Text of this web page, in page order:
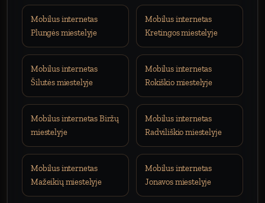
Mobilus internetas
Plungės miestelyje
Mobilus internetas
Kretingos miestelyje
Mobilus internetas
Šilutės miestelyje
Mobilus internetas
Rokiškio miestelyje
Mobilus internetas Biržų
miestelyje
Mobilus internetas
Radviliškio miestelyje
Mobilus internetas
Mažeikių miestelyje
Mobilus internetas
Jonavos miestelyje